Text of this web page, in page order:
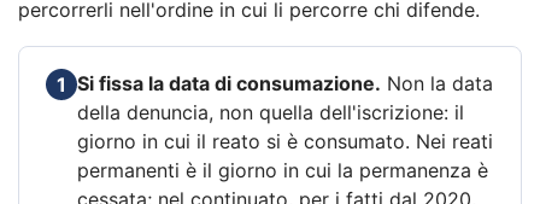
percorrerli nell'ordine in cui li percorre chi difende.
1 Si fissa la data di consumazione. Non la data
della denuncia, non quella dell'iscrizione: il
giorno in cui il reato si è consumato. Nei reati
permanenti è il giorno in cui la permanenza è
cessata; nel continuato, per i fatti dal 2020,